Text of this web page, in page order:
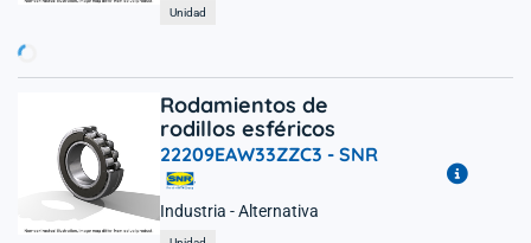
Unidad
Rodamientos de
rodillos esféricos
22209EAW33ZZC3 - SNR
Industria - Alternativa